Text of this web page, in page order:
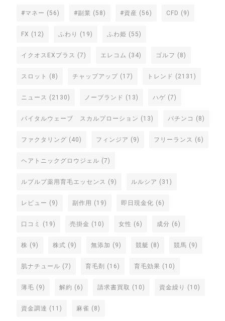
#マネー (56) #副業 (58) #資産 (56) CFD (9)
FX (12) ふわり (19) ふわ姫 (55)
イクオスEXプラス (7) エレコム (34) ゴルフ (8)
スロット (8) チャップアップ (17) トレンド (2131)
ニュース (2130) ノーブランド (13) ハゲ (7)
バイタルウェーブ スカルプローション (13) パチンコ (8)
ファクタリング (40) フィンジア (9) フリーランス (6)
ヘアトニックグロウジェル (7)
ルプルプ薬用育毛エッセンス (9) ルルシア (31)
レビュー (9) 副作用 (19) 即日現金化 (6)
口コミ (19) 売掛金 (10) 女性 (6) 成分 (6)
株 (9) 株式 (9) 無添加 (9) 競艇 (8) 競馬 (9)
肌ナチュール (7) 育毛剤 (16) 育毛効果 (10)
薄毛 (9) 解約 (6) 請求書買取 (10) 資金繰り (10)
資金調達 (11) 麻雀 (8)